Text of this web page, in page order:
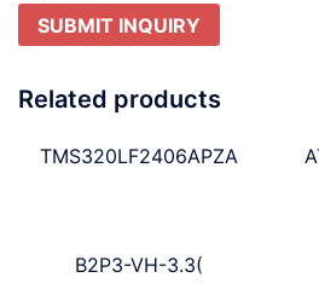
SUBMIT INQUIRY
Related products
TMS320LF2406APZA
B2P3-VH-3.3(